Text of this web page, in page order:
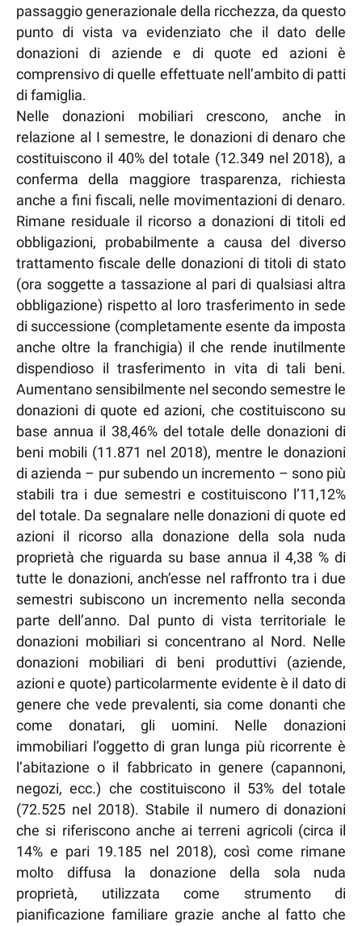
passaggio generazionale della ricchezza, da questo
punto di vista va evidenziato che il dato delle
donazioni di aziende e di quote ed azioni è
comprensivo di quelle effettuate nell’ambito di patti
di famiglia.
Nelle donazioni mobiliari crescono, anche in
relazione al I semestre, le donazioni di denaro che
costituiscono il 40% del totale (12.349 nel 2018), a
conferma della maggiore trasparenza, richiesta
anche a fini fiscali, nelle movimentazioni di denaro.
Rimane residuale il ricorso a donazioni di titoli ed
obbligazioni, probabilmente a causa del diverso
trattamento fiscale delle donazioni di titoli di stato
(ora soggette a tassazione al pari di qualsiasi altra
obbligazione) rispetto al loro trasferimento in sede
di successione (completamente esente da imposta
anche oltre la franchigia) il che rende inutilmente
dispendioso il trasferimento in vita di tali beni.
Aumentano sensibilmente nel secondo semestre le
donazioni di quote ed azioni, che costituiscono su
base annua il 38,46% del totale delle donazioni di
beni mobili (11.871 nel 2018), mentre le donazioni
di azienda – pur subendo un incremento – sono più
stabili tra i due semestri e costituiscono l’11,12%
del totale. Da segnalare nelle donazioni di quote ed
azioni il ricorso alla donazione della sola nuda
proprietà che riguarda su base annua il 4,38 % di
tutte le donazioni, anch’esse nel raffronto tra i due
semestri subiscono un incremento nella seconda
parte dell’anno. Dal punto di vista territoriale le
donazioni mobiliari si concentrano al Nord. Nelle
donazioni mobiliari di beni produttivi (aziende,
azioni e quote) particolarmente evidente è il dato di
genere che vede prevalenti, sia come donanti che
come donatari, gli uomini. Nelle donazioni
immobiliari l’oggetto di gran lunga più ricorrente è
l’abitazione o il fabbricato in genere (capannoni,
negozi, ecc.) che costituiscono il 53% del totale
(72.525 nel 2018). Stabile il numero di donazioni
che si riferiscono anche ai terreni agricoli (circa il
14% e pari 19.185 nel 2018), così come rimane
molto diffusa la donazione della sola nuda
proprietà, utilizzata come strumento di
pianificazione familiare grazie anche al fatto che